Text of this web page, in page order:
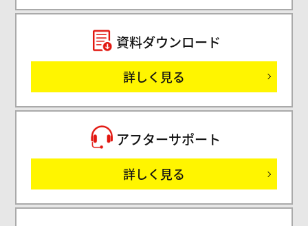
サ
資料ダウンロード
詳しく見る
アフターサポート
詳しく見る